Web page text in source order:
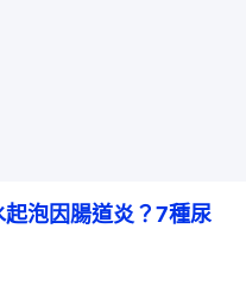
起泡因腸道炎？7種尿